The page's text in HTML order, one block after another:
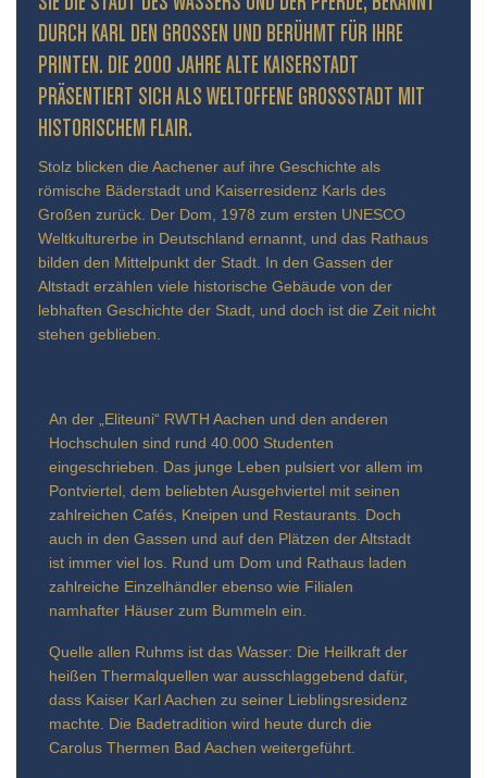
URCH KARL DEN GROSSEN UND BERÜHMT FÜR IHRE PR
INTEN. DIE 2000 JAHRE ALTE KAISERSTADT PR
ÄSENTIERT SICH ALS WELTOFFENE GROSSSTADT MIT HIS
TORISCHEM FLAIR.
Stolz blicken die Aachener auf ihre Geschichte als
römische Bäderstadt und Kaiserresidenz Karls des
Großen zurück. Der Dom, 1978 zum ersten UNESCO
Weltkulturerbe in Deutschland ernannt, und das Rathaus
bilden den Mittelpunkt der Stadt. In den Gassen der
Altstadt erzählen viele historische Gebäude von der
lebhaften Geschichte der Stadt, und doch ist die Zeit nicht
stehen geblieben.
An der „Eliteuni“ RWTH Aachen und den anderen
Hochschulen sind rund 40.000 Studenten
eingeschrieben. Das junge Leben pulsiert vor allem im
Pontviertel, dem beliebten Ausgehviertel mit seinen
zahlreichen Cafés, Kneipen und Restaurants. Doch
auch in den Gassen und auf den Plätzen der Altstadt
ist immer viel los. Rund um Dom und Rathaus laden
zahlreiche Einzelhändler ebenso wie Filialen
namhafter Häuser zum Bummeln ein.
Quelle allen Ruhms ist das Wasser: Die Heilkraft der
heißen Thermalquellen war ausschlaggebend dafür,
dass Kaiser Karl Aachen zu seiner Lieblingsresidenz
machte. Die Badetradition wird heute durch die
Carolus Thermen Bad Aachen weitergeführt.